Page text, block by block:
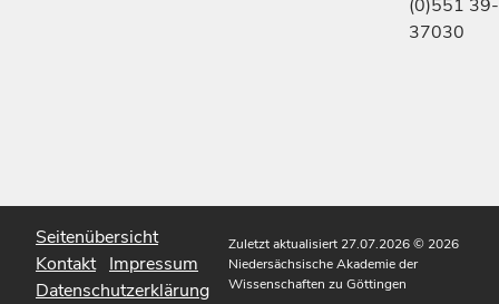
(0)551 39-
37030
Seitenübersicht
Kontakt Impressum
Datenschutzerklärung
Zuletzt aktualisiert 27.07.2026© 2026
Niedersächsische Akademie der
Wissenschaften zu Göttingen